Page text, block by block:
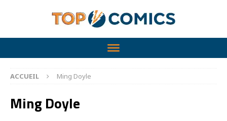
ACCUEIL Ming Doyle
Ming Doyle